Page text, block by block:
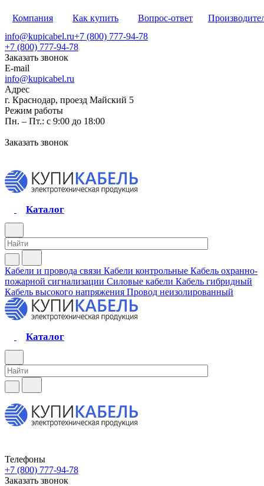
Компания Как купить Вопрос-ответ
info@kupicabel.ru+7 (800) 777-94-78
+7 (800) 777-94-78
Заказать звонок
E-mail
info@kupicabel.ru
Адрес
г. Краснодар, проезд Майский 5
Режим работы
Пн. – Пт.: с 9:00 до 18:00
Заказать звонок
Каталог
Кабели и провода связи Кабели контрольные Кабель охранно-
пожарной сигнализации Силовые кабели Кабель гибридный
Кабель высокого напряжения Провод неизолированный
Каталог
Телефоны
+7 (800) 777-94-78
Заказать звонок